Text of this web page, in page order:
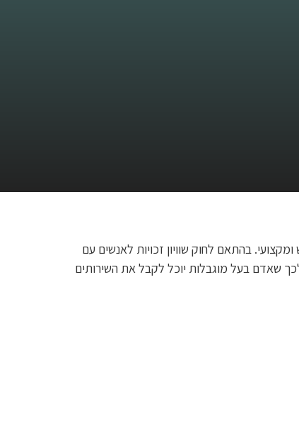
בהתאם לחוק שוויון זכויות לאנשים עם
לכך שאדם בעל מוגבלות יוכל לקבל את השירותים